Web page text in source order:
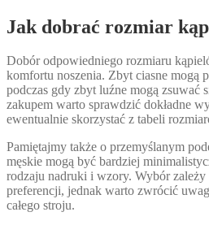
Jak dobrać rozmiar
Dobór odpowiedniego rozmiaru
komfortu noszenia. Zbyt ciasne mogą
podczas gdy zbyt luźne mogą zsuwać
zakupem warto sprawdzić dokładne
ewentualnie skorzystać z tabeli
Pamiętajmy także o przemyślanym
męskie mogą być bardziej
rodzaju nadruki i wzory. Wybór
preferencji, jednak warto zwrócić
całego stroju.